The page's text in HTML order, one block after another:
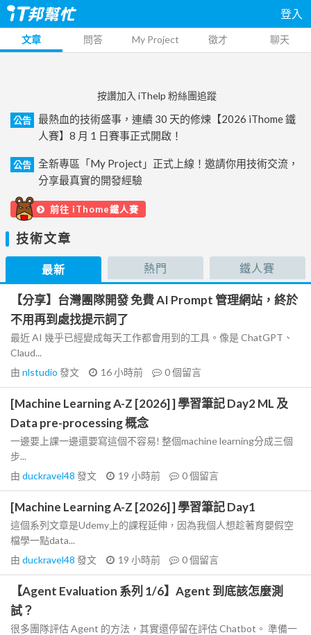
登入
文章 問答 My Project 徵才 聊天
按讚加入 iThelp 粉絲團追蹤
公告
最熱血的技術盛事，連續 30 天的修煉【2026 iThome 鐵
人賽】8 月 1 日賽事正式開啟！
公告
全新專區「My Project」正式上線！邀請你用技術交流，
分享最真實的開發經驗
前往 iThome鐵人賽
技術文章
最新 熱門 鐵人賽
【分享】台灣團隊開發 免費 AI Prompt 管理網站，終於
不用再到處找提示詞了
最近 AI 幾乎已經變成每天工作都會用到的工具。像是 ChatGPT、
Claud...
由 nlstudio 發文 16 小時前 0個留言
[Machine Learning A-Z [2026] ] 學習筆記 Day2 ML 及
Data pre-processing 概念
一邊要上課一邊還要寫這個不容易! 整個machine learning分成三個
步...
由 duckravel48 發文 19 小時前 0個留言
[Machine Learning A-Z [2026] ] 學習筆記 Day1
這個系列文章是Udemy上的課程延伸，因為我個人想趁著育嬰假空
檔學一點data...
由 duckravel48 發文 19 小時前 0個留言
【Agent Evaluation 系列 1/6】Agent 到底該怎麼測
試？
很多團隊評估 Agent 的方法，其實還停留在評估 Chatbot。 準備一